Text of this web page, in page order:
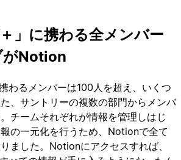
＋」に携わる全メンバー
がNotion
わるメンバーは100人を超え、いくつ
、サントリーの複数の部門からメンバ
チームそれぞれが情報を管理しはじ
の一元化を行うため、Notionで全て
ました。Notionにアクセスすれば、